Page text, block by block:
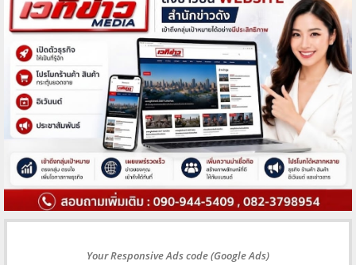
Your Responsive Ads code (Google Ads)